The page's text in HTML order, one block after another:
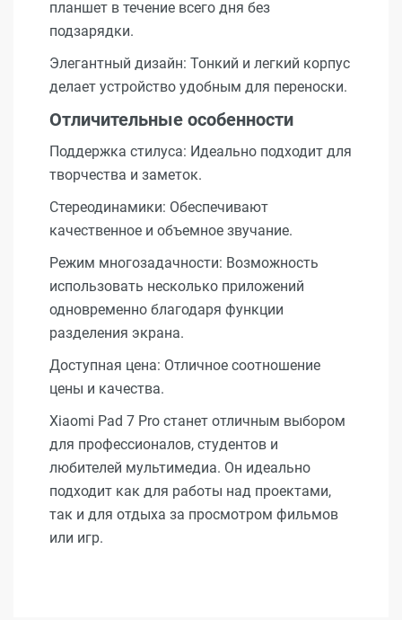
планшет в течение всего дня без
подзарядки.
Элегантный дизайн: Тонкий и легкий корпус
делает устройство удобным для переноски.
Отличительные особенности
Поддержка стилуса: Идеально подходит для
творчества и заметок.
Стереодинамики: Обеспечивают
качественное и объемное звучание.
Режим многозадачности: Возможность
использовать несколько приложений
одновременно благодаря функции
разделения экрана.
Доступная цена: Отличное соотношение
цены и качества.
Xiaomi Pad 7 Pro станет отличным выбором
для профессионалов, студентов и
любителей мультимедиа. Он идеально
подходит как для работы над проектами,
так и для отдыха за просмотром фильмов
или игр.